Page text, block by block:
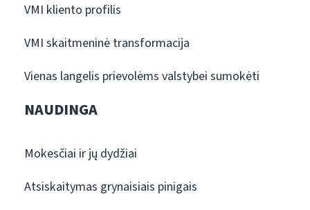
VMI kliento profilis
VMI skaitmeninė transformacija
Vienas langelis prievolėms valstybei sumokėti
NAUDINGA
Mokesčiai ir jų dydžiai
Atsiskaitymas grynaisiais pinigais